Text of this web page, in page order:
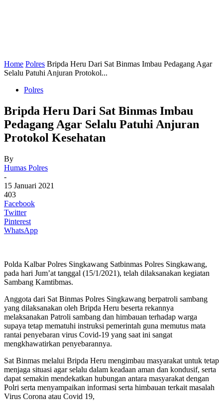
Home Polres Bripda Heru Dari Sat Binmas Imbau Pedagang Agar
Selalu Patuhi Anjuran Protokol...
Polres
Bripda Heru Dari Sat Binmas Imbau
Pedagang Agar Selalu Patuhi Anjuran
Protokol Kesehatan
By
Humas Polres
-
15 Januari 2021
403
Facebook
Twitter
Pinterest
WhatsApp
Polda Kalbar Polres Singkawang Satbinmas Polres Singkawang,
pada hari Jum’at tanggal (15/1/2021), telah dilaksanakan kegiatan
Sambang Kamtibmas.
Anggota dari Sat Binmas Polres Singkawang berpatroli sambang
yang dilaksanakan oleh Bripda Heru beserta rekannya
melaksanakan Patroli sambang dan himbauan terhadap warga
supaya tetap mematuhi instruksi pemerintah guna memutus mata
rantai penyebaran virus Covid-19 yang saat ini sangat
mengkhawatirkan penyebarannya.
Sat Binmas melalui Bripda Heru mengimbau masyarakat untuk tetap
menjaga situasi agar selalu dalam keadaan aman dan kondusif, serta
dapat semakin mendekatkan hubungan antara masyarakat dengan
Polri serta menyampaikan informasi serta himbauan terkait masalah
Virus Corona atau Covid 19,